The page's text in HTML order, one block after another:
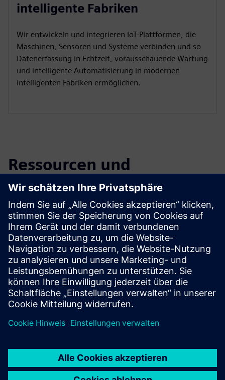
intelligente Fabriken
Wir entwickeln und integrieren IoT-Plattformen, die
Maschinen, Sensoren und Systeme verbinden und so
Datenerfassung in Echtzeit, vorausschauende Wartung
und intelligente Automatisierung in modernen
intelligenten Fabriken ermöglichen.
Ressourcen und
verwandte Produkte
erkunden
Weitere Informationen und
Ressourcen
ALGOTEQUE: Servicekatalog (ENG)